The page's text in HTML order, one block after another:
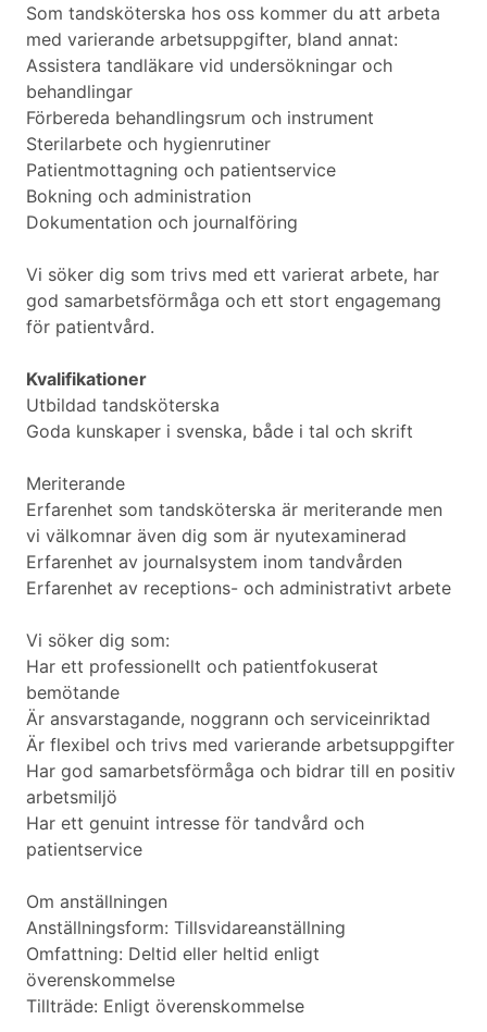
Som tandsköterska hos oss kommer du att arbeta
med varierande arbetsuppgifter, bland annat:
Assistera tandläkare vid undersökningar och
behandlingar
Förbereda behandlingsrum och instrument
Sterilarbete och hygienrutiner
Patientmottagning och patientservice
Bokning och administration
Dokumentation och journalföring
Vi söker dig som trivs med ett varierat arbete, har
god samarbetsförmåga och ett stort engagemang
för patientvård.
Kvalifikationer
Utbildad tandsköterska
Goda kunskaper i svenska, både i tal och skrift
Meriterande
Erfarenhet som tandsköterska är meriterande men
vi välkomnar även dig som är nyutexaminerad
Erfarenhet av journalsystem inom tandvården
Erfarenhet av receptions- och administrativt arbete
Vi söker dig som:
Har ett professionellt och patientfokuserat
bemötande
Är ansvarstagande, noggrann och serviceinriktad
Är flexibel och trivs med varierande arbetsuppgifter
Har god samarbetsförmåga och bidrar till en positiv
arbetsmiljö
Har ett genuint intresse för tandvård och
patientservice
Om anställningen
Anställningsform: Tillsvidareanställning
Omfattning: Deltid eller heltid enligt
överenskommelse
Tillträde: Enligt överenskommelse